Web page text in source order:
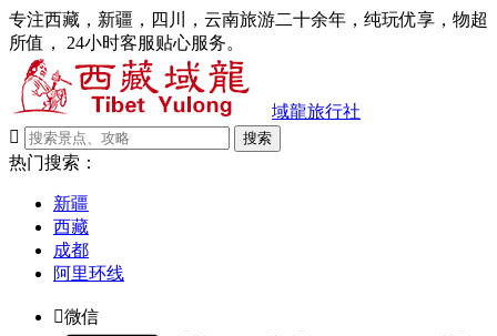
专注西藏，新疆，四川，云南旅游二十余年，纯玩优享，物超
所值， 24小时客服贴心服务。
域龍旅行社

搜索
热门搜索：
新疆
西藏
成都
阿里环线
微信